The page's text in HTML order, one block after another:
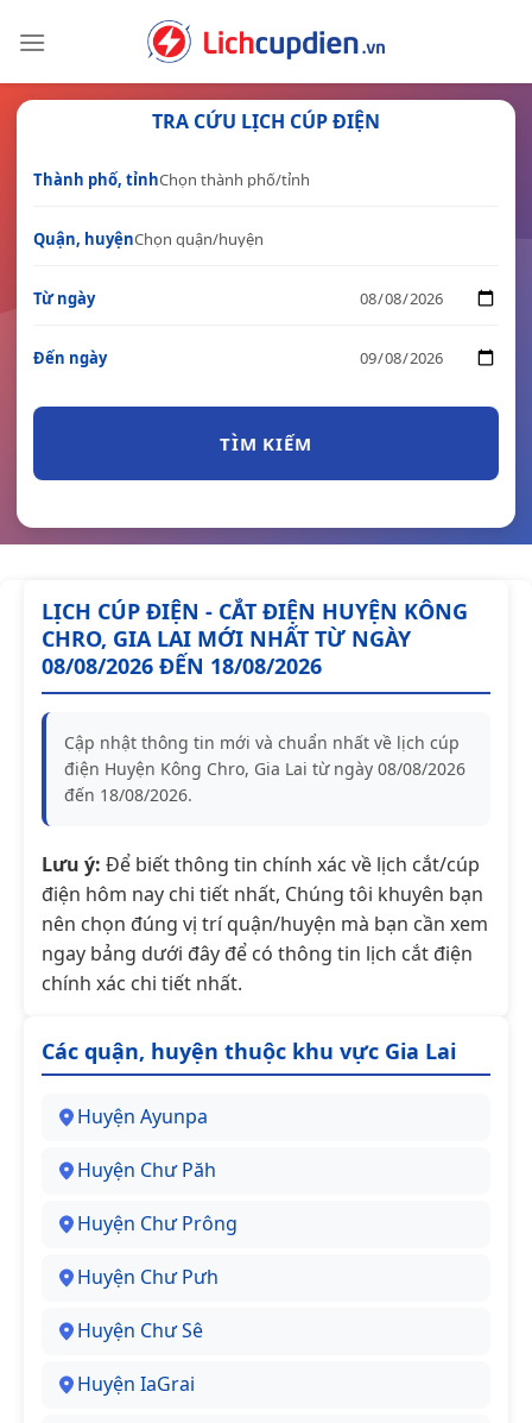
TRA CỨU LỊCH CÚP ĐIỆN
Thành phố, tỉnh
Quận, huyện
Từ ngày
Đến ngày
TÌM KIẾM
LỊCH CÚP ĐIỆN - CẮT ĐIỆN HUYỆN KÔNG
CHRO, GIA LAI MỚI NHẤT TỪ NGÀY
08/08/2026 ĐẾN 18/08/2026
Cập nhật thông tin mới và chuẩn nhất về lịch cúp
điện Huyện Kông Chro, Gia Lai từ ngày 08/08/2026
đến 18/08/2026.
Lưu ý: Để biết thông tin chính xác về lịch cắt/cúp
điện hôm nay chi tiết nhất, Chúng tôi khuyên bạn
nên chọn đúng vị trí quận/huyện mà bạn cần xem
ngay bảng dưới đây để có thông tin lịch cắt điện
chính xác chi tiết nhất.
Các quận, huyện thuộc khu vực Gia Lai
Huyện Ayunpa
Huyện Chư Păh
Huyện Chư Prông
Huyện Chư Pưh
Huyện Chư Sê
Huyện IaGrai